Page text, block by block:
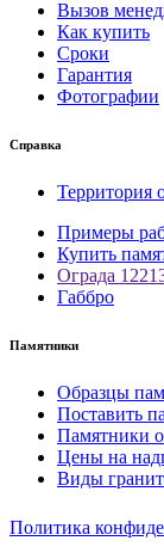
Вызов
Как купить
Сроки
Гарантия
Фотографии
Справка
Территория
Примеры
Купить
Ограда
Габбро
Памятники
Образцы
Поставить
Памятники
Цены на
Виды
Политика